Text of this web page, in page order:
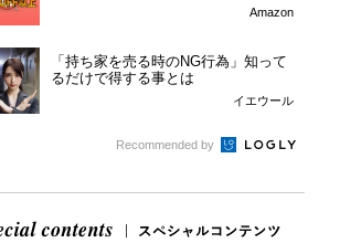
Amazon
「持ち家を売る時のNG行為」知って
るだけで得する事とは
イエウール
Recommended by